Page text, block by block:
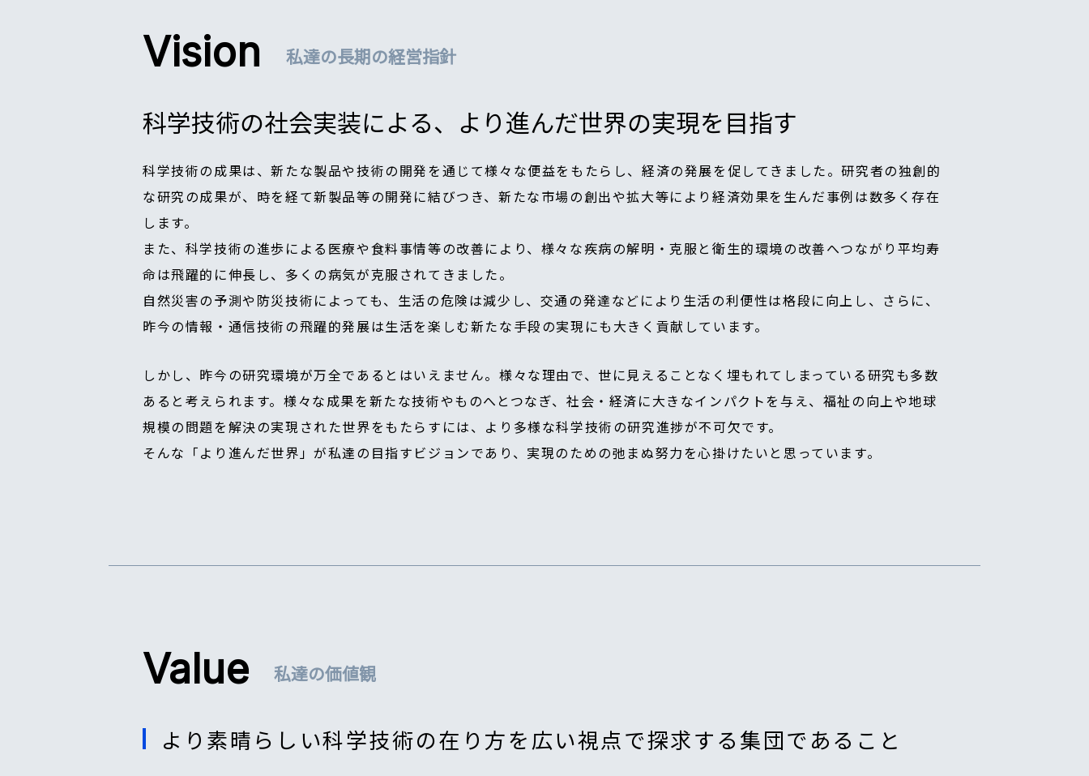
Vision 私達の長期の経営指針
科学技術の社会実装による、より進んだ世界の実現を目指す
科学技術の成果は、新たな製品や技術の開発を通じて様々な便益をもたらし、経済の発展を促してきました。研究者の独創的
な研究の成果が、時を経て新製品等の開発に結びつき、新たな市場の創出や拡大等により経済効果を生んだ事例は数多く存在
します。
また、科学技術の進歩による医療や食料事情等の改善により、様々な疾病の解明・克服と衛生的環境の改善へつながり平均寿
命は飛躍的に伸長し、多くの病気が克服されてきました。
自然災害の予測や防災技術によっても、生活の危険は減少し、交通の発達などにより生活の利便性は格段に向上し、さらに、
昨今の情報・通信技術の飛躍的発展は生活を楽しむ新たな手段の実現にも大きく貢献しています。
しかし、昨今の研究環境が万全であるとはいえません。様々な理由で、世に見えることなく埋もれてしまっている研究も多数
あると考えられます。様々な成果を新たな技術やものへとつなぎ、社会・経済に大きなインパクトを与え、福祉の向上や地球
規模の問題を解決の実現された世界をもたらすには、より多様な科学技術の研究進捗が不可欠です。
そんな「より進んだ世界」が私達の目指すビジョンであり、実現のための弛まぬ努力を心掛けたいと思っています。
Value 私達の価値観
より素晴らしい科学技術の在り方を広い視点で探求する集団であること